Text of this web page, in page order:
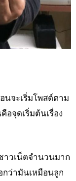
นจะเริ่มโพสต์ตาม
อจุดเริ่มต้นเรื่อง
าวเน็ตจำนวนมาก
ว่ามันเหมือนลูก